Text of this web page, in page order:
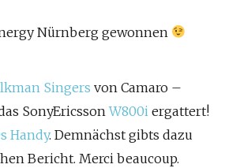
Nürnberg gewonnen
Singers von Camaro –
SonyEricssonW800i ergattert!
Handy. Demnächst gibts dazu
Bericht. Merci beaucoup.